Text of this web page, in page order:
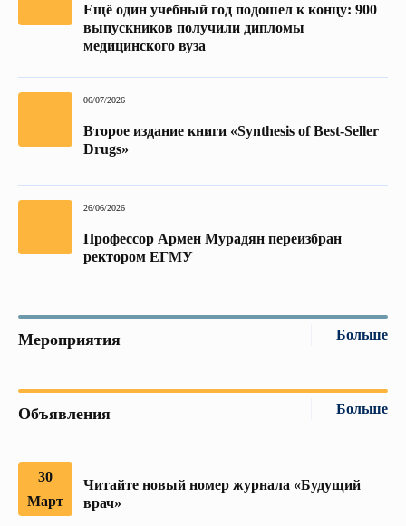
Ещё один учебный год подошел к концу: 900
выпускников получили дипломы
медицинского вуза
06/07/2026
Второе издание книги «Synthesis of Best-Seller
Drugs»
26/06/2026
Профессор Армен Мурадян переизбран
ректором ЕГМУ
Мероприятия Больше
Объявления Больше
30
Март
Читайте новый номер журнала «Будущий
врач»